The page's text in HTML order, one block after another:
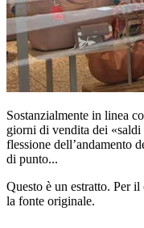
Sostanzialmente in linea
giorni di vendita dei «saldi
flessione dell’andamento
di punto...
Questo è un estratto. Per
la fonte originale.